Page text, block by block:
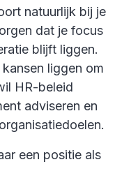
natuurlijk bij je
dat je focus
blijft liggen.
liggen om
HR-beleid
adviseren en
een positie als